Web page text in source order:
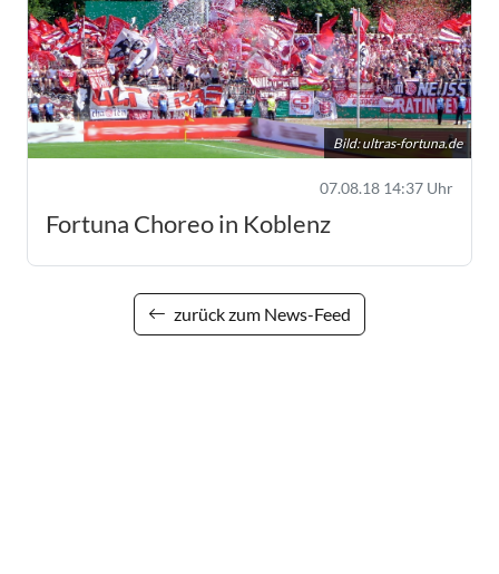
Bild:ultras-fortuna.de
07.08.18 14:37 Uhr
Fortuna Choreo in Koblenz
zurück zum News-Feed